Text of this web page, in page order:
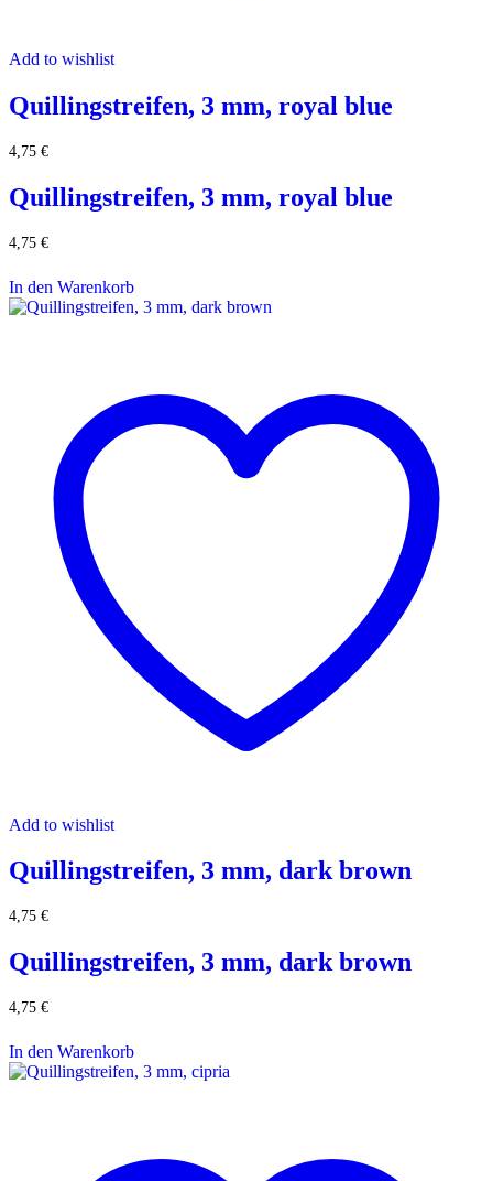
Add to wishlist
Quillingstreifen, 3 mm, royal blue
4,75 €
Quillingstreifen, 3 mm, royal blue
4,75 €
In den Warenkorb
Add to wishlist
Quillingstreifen, 3 mm, dark brown
4,75 €
Quillingstreifen, 3 mm, dark brown
4,75 €
In den Warenkorb